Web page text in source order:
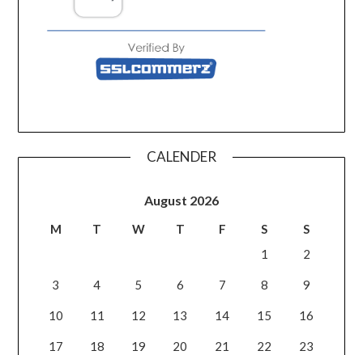
CALENDER
August 2026
M T W T F S
S
1
2
3 4 5 6 7 8 9
10 11 12 13 14 15 16
17 18 19 20 21 22 23